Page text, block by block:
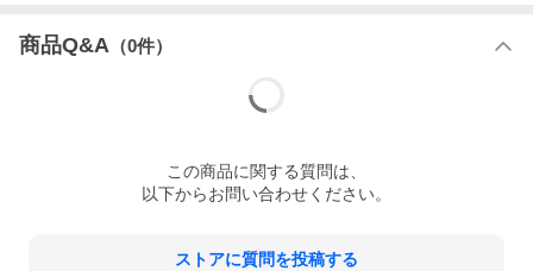
商品Q&A （0件）
この商品に関する質問は、
以下からお問い合わせください。
ストアに質問を投稿する